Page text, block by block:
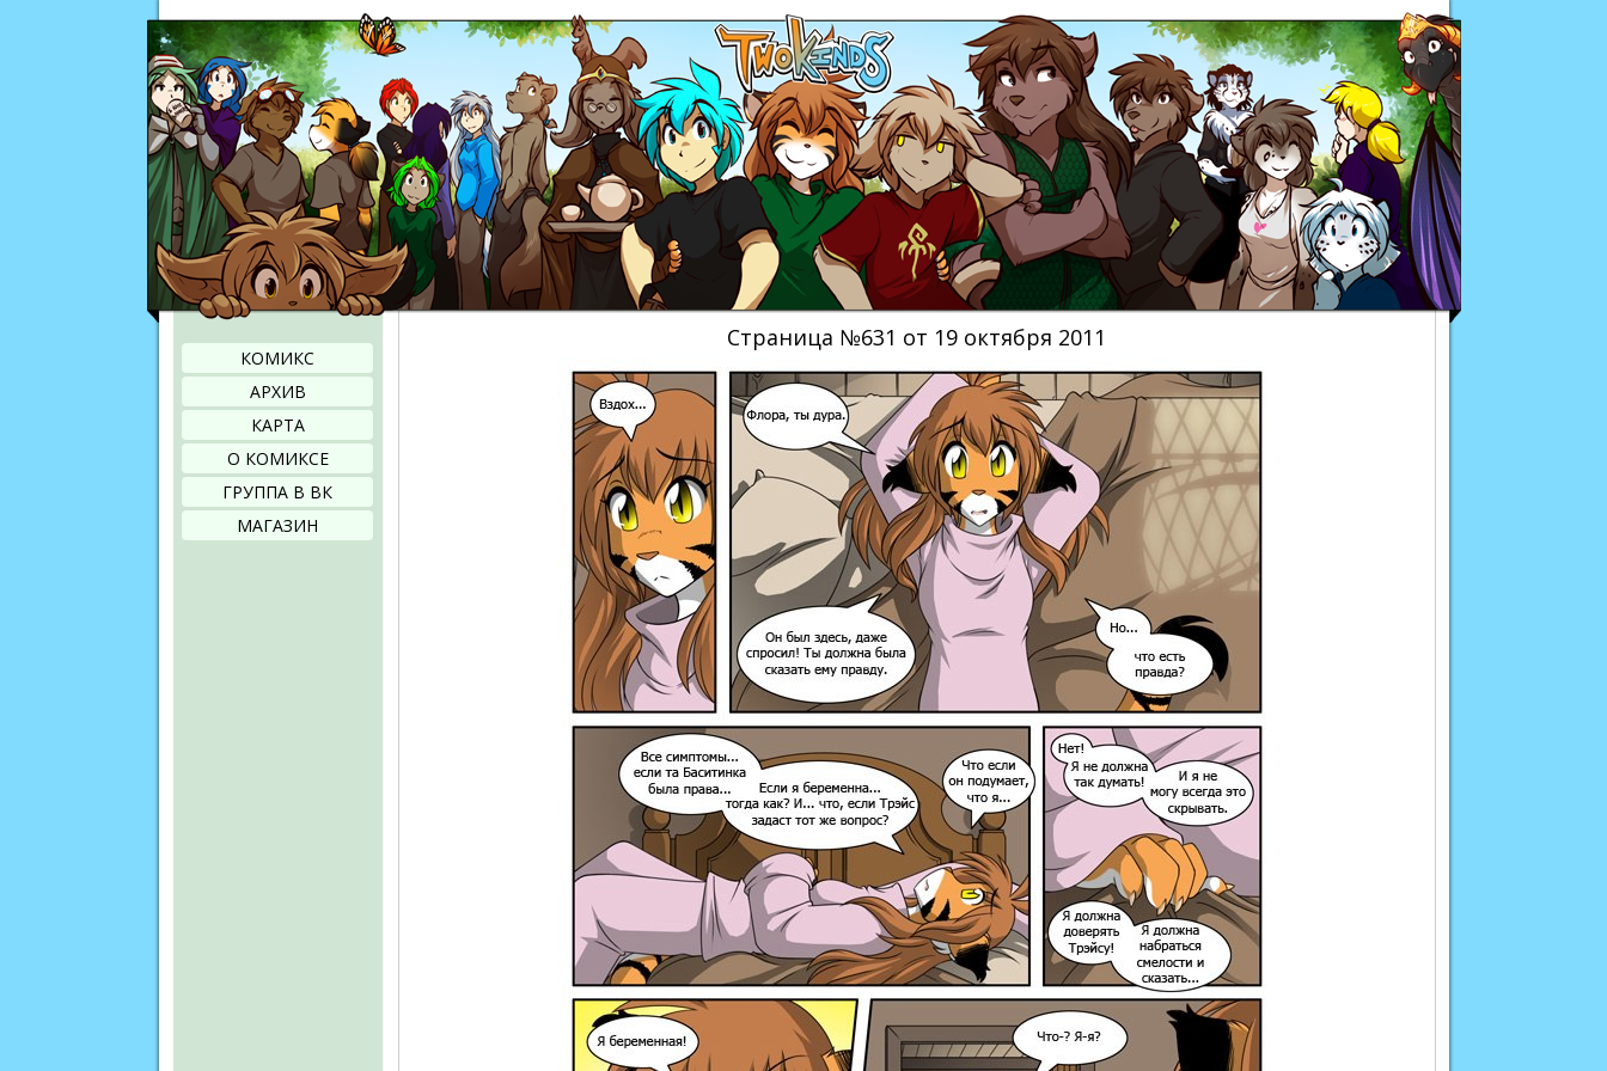
КОМИКС
АРХИВ
КАРТА
О КОМИКСЕ
ГРУППА В ВК
МАГАЗИН
Страница №631 от 19 октября 2011